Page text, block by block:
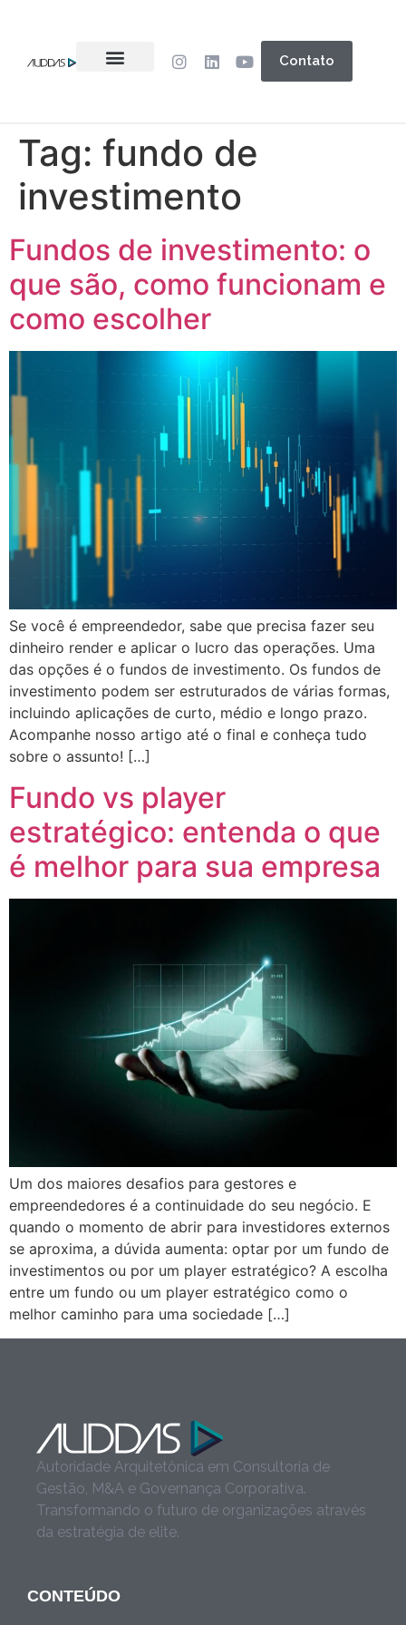
Contato
Tag: fundo de
investimento
Fundos de investimento: o
que são, como funcionam e
como escolher
Se você é empreendedor, sabe que precisa fazer seu
dinheiro render e aplicar o lucro das operações. Uma
das opções é o fundos de investimento. Os fundos de
investimento podem ser estruturados de várias formas,
incluindo aplicações de curto, médio e longo prazo.
Acompanhe nosso artigo até o final e conheça tudo
sobre o assunto! […]
Fundo vs player
estratégico: entenda o que
é melhor para sua empresa
Um dos maiores desafios para gestores e
empreendedores é a continuidade do seu negócio. E
quando o momento de abrir para investidores externos
se aproxima, a dúvida aumenta: optar por um fundo de
investimentos ou por um player estratégico? A escolha
entre um fundo ou um player estratégico como o
melhor caminho para uma sociedade […]
Autoridade Arquitetônica em Consultoria de
Gestão, M&A e Governança Corporativa.
Transformando o futuro de organizações através
da estratégia de elite.
CONTEÚDO